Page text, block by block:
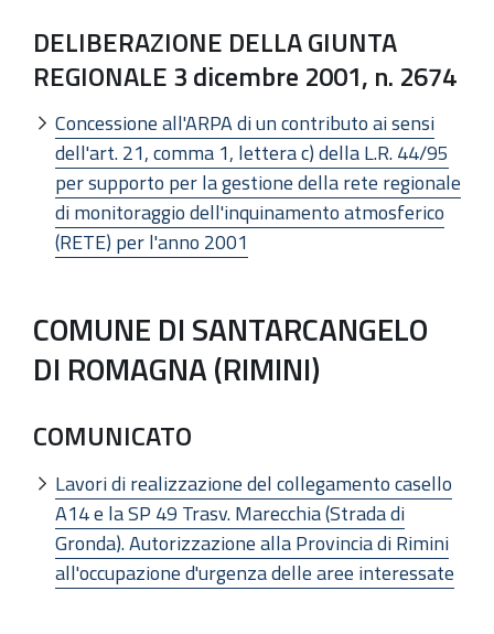
DELIBERAZIONE DELLA GIUNTA
REGIONALE 3 dicembre 2001, n. 2674
Concessione all'ARPA di un contributo ai sensi
dell'art. 21, comma 1, lettera c) della L.R. 44/95
per supporto per la gestione della rete regionale
di monitoraggio dell'inquinamento atmosferico
(RETE) per l'anno 2001
COMUNE DI SANTARCANGELO
DI ROMAGNA (RIMINI)
COMUNICATO
Lavori di realizzazione del collegamento casello
A14 e la SP 49 Trasv. Marecchia (Strada di
Gronda). Autorizzazione alla Provincia di Rimini
all'occupazione d'urgenza delle aree interessate